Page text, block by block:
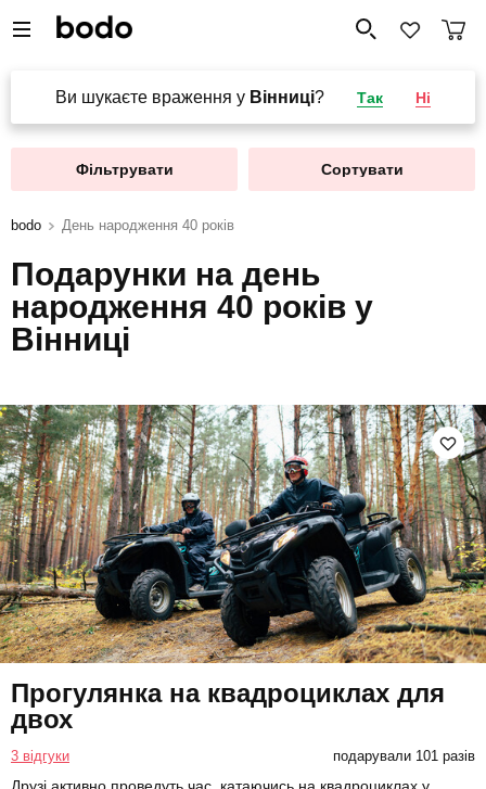
Ви шукаєте враження у Вінниці? Так Ні
Фільтрувати Сортувати
bodo День народження 40 років
Подарунки на день
народження 40 років у
Вінниці
Прогулянка на квадроциклах для
двох
3 відгуки подарували 101 разів